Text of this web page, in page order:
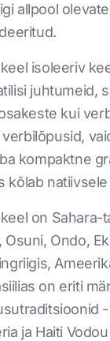
allpool
isoleeriv
juhtumeid,
kui
kompaktne
kõlab
on
Ondo,
on eriti
ja Haiti